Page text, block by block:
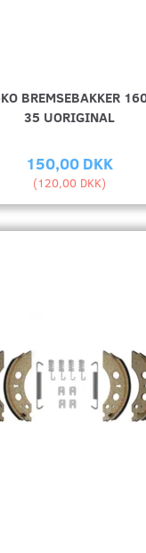
BREMSEBAKKER
35 UORIGINAL
150,00 DKK
(120,00 DKK)